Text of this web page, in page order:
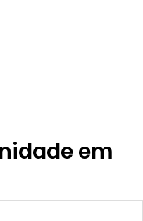
em